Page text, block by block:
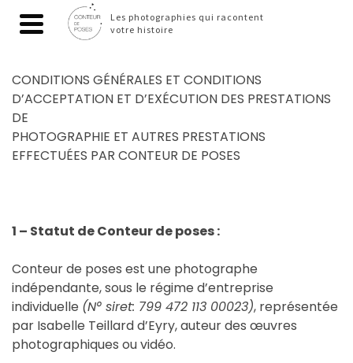
Les photographies qui racontent
votre histoire
CONDITIONS GÉNÉRALES ET CONDITIONS
D’ACCEPTATION ET D’EXÉCUTION DES PRESTATIONS
DE
PHOTOGRAPHIE ET AUTRES PRESTATIONS
EFFECTUÉES PAR CONTEUR DE POSES
1 – Statut de Conteur de poses :
Conteur de poses est une photographe
indépendante, sous le régime d’entreprise
individuelle (N° siret: 799 472 113 00023), représentée
par Isabelle Teillard d’Eyry, auteur des œuvres
photographiques ou vidéo.